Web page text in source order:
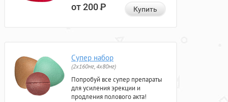
от 200Р Купить
Супер набор
(2х160мг, 4х80мг)
Попробуй все супер препараты
для усиления эрекции и
продления полового акта!